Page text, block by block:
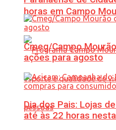
horas em Campo
Cmeg/Campo
ações para agosto
Dia dos Pais: Lojas
até às 22 horas